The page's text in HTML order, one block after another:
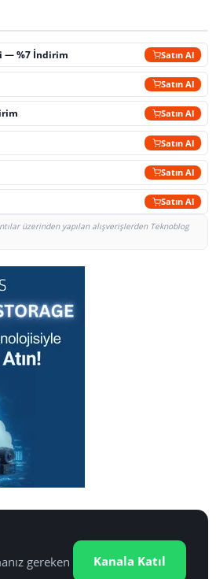
— %7 İndirim Satın Al
Satın Al
Satın Al
Satın Al
Satın Al
Satın Al
üzerinden yapılan alışverişlerden Teknoblog
gereken
Kanala Katıl